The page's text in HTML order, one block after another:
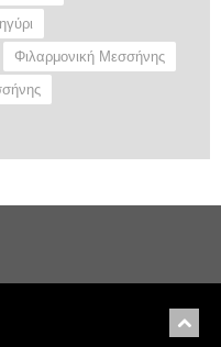
Φιλαρμονική Μεσσήνης